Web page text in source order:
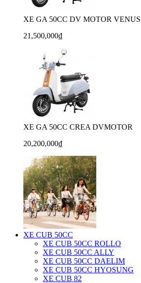
XE GA 50CC DV MOTOR VENUS
21,500,000₫
XE GA 50CC CREA DVMOTOR
20,200,000₫
XE CUB 50CC
XE CUB 50CC ROLLO
XE CUB 50CC ALLY
XE CUB 50CC DAELIM
XE CUB 50CC HYOSUNG
XE CUB 82